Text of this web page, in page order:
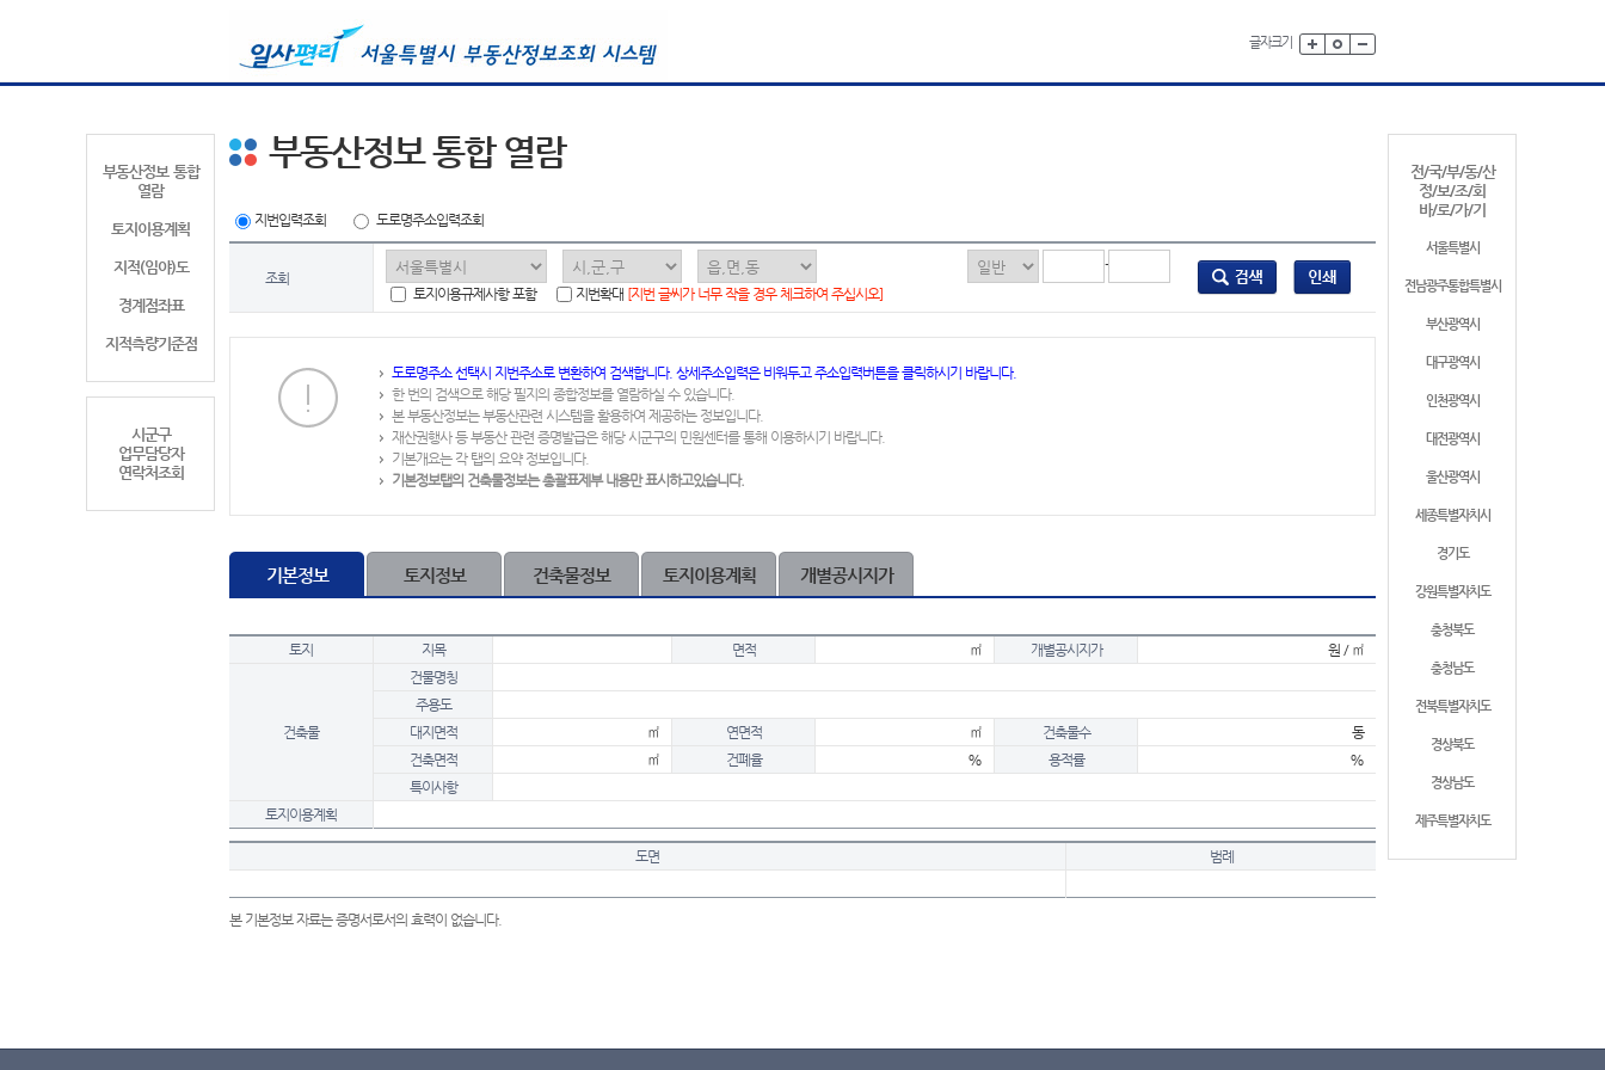
글자크기
부동산정보 통합
열람
토지이용계획
지적(임야)도
경계점좌표
지적측량기준점
시군구
업무담당자
연락처조회
전/국/부/동/산
정/보/조/회
바/로/가/기
서울특별시
전남광주통합특별시
부산광역시
대구광역시
인천광역시
대전광역시
울산광역시
세종특별자치시
경기도
강원특별자치도
충청북도
충청남도
전북특별자치도
경상북도
경상남도
제주특별자치도
부동산정보 통합 열람
지번입력조회 도로명주소입력조회
조회
-
토지이용규제사항 포함
지번확대 [지번 글씨가 너무 작을 경우 체크하여 주십시오]
도로명주소 선택시 지번주소로 변환하여 검색합니다. 상세주소입력은 비워두고 주소입력버튼을 클릭하시기 바랍니다.
한 번의 검색으로 해당 필지의 종합정보를 열람하실 수 있습니다.
본 부동산정보는 부동산관련 시스템을 활용하여 제공하는 정보입니다.
재산권행사 등 부동산 관련 증명발급은 해당 시군구의 민원센터를 통해 이용하시기 바랍니다.
기본개요는 각 탭의 요약 정보입니다.
기본정보탭의 건축물정보는 총괄표제부 내용만 표시하고있습니다.
기본정보 토지정보 건축물정보 토지이용계획 개별공시지가
토지 지목 면적 ㎡ 개별공시지가 원 / ㎡
건축물
건물명칭
주용도
대지면적
㎡ 연면적 ㎡ 건축물수
동
건축면적
㎡ 건폐율 % 용적률
%
특이사항
토지이용계획
도면 범례
본 기본정보 자료는 증명서로서의 효력이 없습니다.